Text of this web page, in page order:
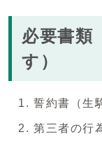
必要書類
す）
誓約書（生
第三者の行